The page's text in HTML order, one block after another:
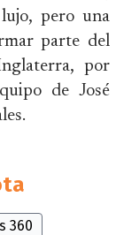
pero una
parte del
por
de José
360